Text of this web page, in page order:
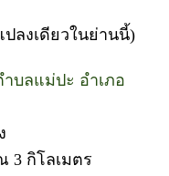
ลงเดียวในย่านนี้)
บลแม่ปะ อำเภอ
3 กิโลเมตร